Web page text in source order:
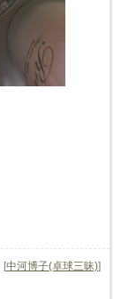
[中河博子(卓球三昧)]